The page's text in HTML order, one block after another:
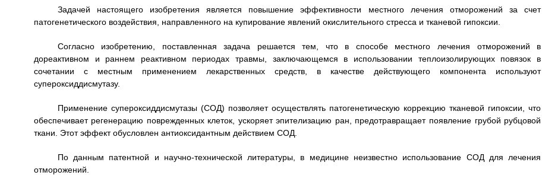
Задачей настоящего изобретения является повышение эффективности местного лечения отморожений за счет
патогенетического воздействия, направленного на купирование явлений окислительного стресса и тканевой гипоксии.
Согласно изобретению, поставленная задача решается тем, что в способе местного лечения отморожений в
дореактивном и раннем реактивном периодах травмы, заключающемся в использовании теплоизолирующих повязок в
сочетании с местным применением лекарственных средств, в качестве действующего компонента используют
супероксиддисмутазу.
Применение супероксиддисмутазы (СОД) позволяет осуществлять патогенетическую коррекцию тканевой гипоксии, что
обеспечивает регенерацию поврежденных клеток, ускоряет эпителизацию ран, предотравращает появление грубой рубцовой
ткани. Этот эффект обусловлен антиоксидантным действием СОД.
По данным патентной и научно-технической литературы, в медицине неизвестно использование СОД для лечения
отморожений.